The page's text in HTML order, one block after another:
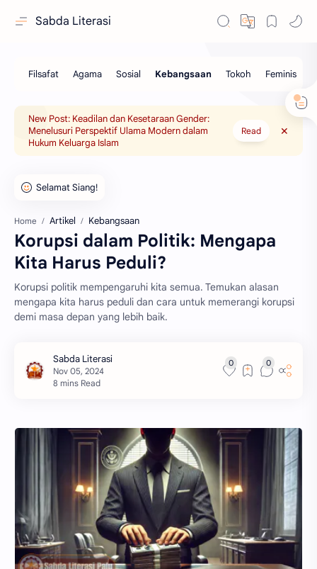
Sabda Literasi
New Post: Keadilan dan Kesetaraan Gender:
Menelusuri Perspektif Ulama Modern dalam
Hukum Keluarga Islam
Read
Home Artikel Kebangsaan
Korupsi dalam Politik: Mengapa
Kita Harus Peduli?
Korupsi politik mempengaruhi kita semua. Temukan alasan
mengapa kita harus peduli dan cara untuk memerangi korupsi
demi masa depan yang lebih baik.
8 mins Read